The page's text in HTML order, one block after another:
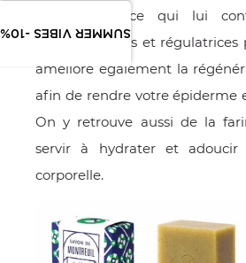
SUMMER VIBES -10%
en silicium ce qui lui
raffermissantes et régulatrices
améliore également la
afin de rendre votre épiderme
On y retrouve aussi de la
servir à hydrater et adoucir
corporelle.